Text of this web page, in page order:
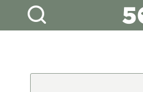
Aller
personnels